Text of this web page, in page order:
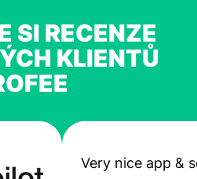
SI RECENZE
KLIENTŮ
Very nice app &